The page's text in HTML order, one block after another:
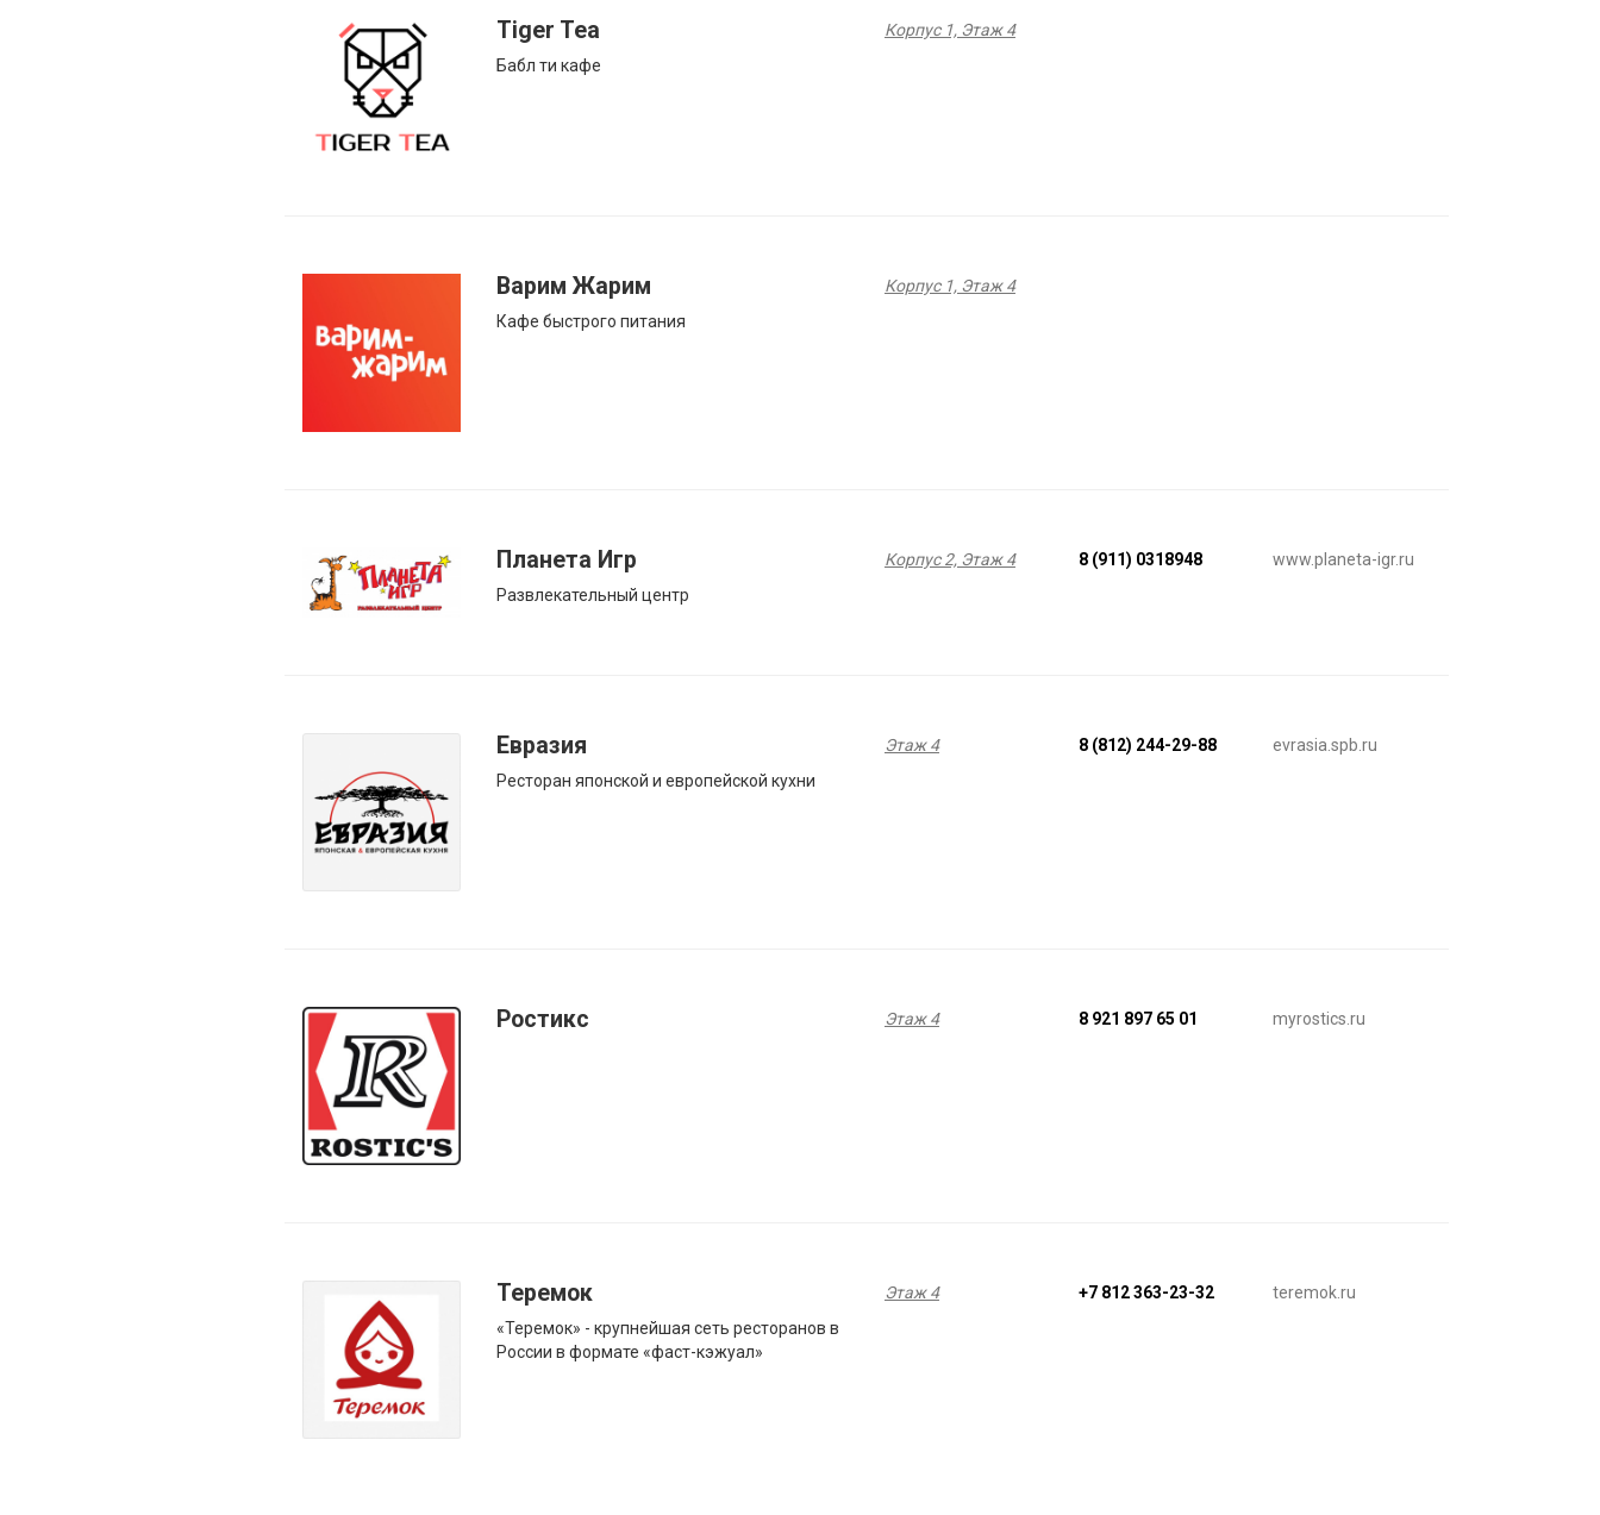
Tiger Tea
Бабл ти кафе
Корпус 1, Этаж 4
Варим Жарим
Кафе быстрого питания
Корпус 1, Этаж 4
Планета Игр
Развлекательный центр
Корпус 2, Этаж 4 8 (911) 0318948 www.planeta-igr.ru
Евразия
Ресторан японской и европейской кухни
Этаж 4 8 (812) 244-29-88 evrasia.spb.ru
Ростикс Этаж 4 8 921 897 65 01 myrostics.ru
Теремок
«Теремок» - крупнейшая сеть ресторанов в
России в формате «фаст-кэжуал»
Этаж 4 +7 812 363-23-32 teremok.ru